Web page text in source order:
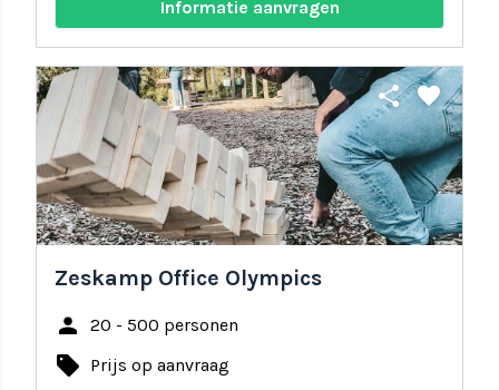
Informatie aanvragen
share favorite
Zeskamp Office Olympics
person 20 - 500 personen
local_offer Prijs op aanvraag